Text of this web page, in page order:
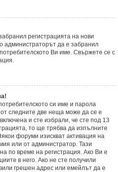
регистрацията на нови
администраторът да е забранил
Ви име. Свържете се с
си име и парола
следните две неща може да се е
и сте избрали, че сте под 13
то ще трябва да изпълните
форуми изискват активация на
или от администратор. Тази
по време на регистрация. Ако Ви е
в него. Ако не сте получили
грешен адрес или емейлът да е